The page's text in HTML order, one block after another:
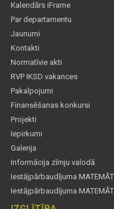
Kalendārs iFrame
Par departamentu
Jaunumi
Kontakti
Normatīvie akti
RVP IKSD vakances
Pakalpojumi
Finansēšanas konkursi
Projekti
Iepirkumi
Galerija
Informācija zīmju valodā
Iestājpārbaudījuma
Iestājpārbaudījuma